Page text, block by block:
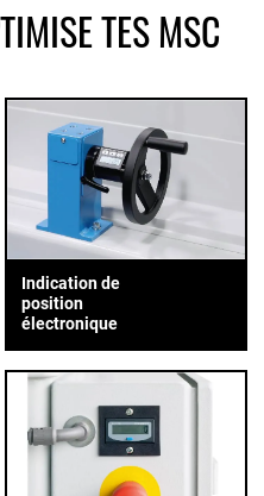
TES MSC
Indication de
position
électronique